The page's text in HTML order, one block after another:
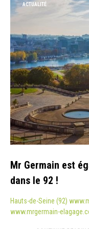
ACTUALITÉ
Mr Germain est
dans le 92 !
Hauts-de-Seine (92)
www.mrgermain-